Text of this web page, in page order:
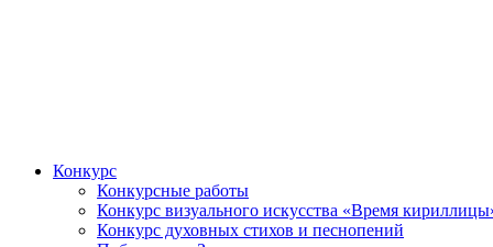
Конкурс
Конкурсные работы
Конкурс визуального искусства «Время
Конкурс духовных стихов и песнопений